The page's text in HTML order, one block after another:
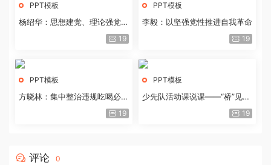
PPT模板
杨绍华：思想建党、理论强党的
19
PPT模板
李毅：以坚强党性推进自我革命
19
PPT模板
方晓林：集中整治违规吃喝必须
19
PPT模板
少先队活动课说课——“桥”见中
19
评论 0